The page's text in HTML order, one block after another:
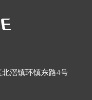
滘镇环镇东路4号